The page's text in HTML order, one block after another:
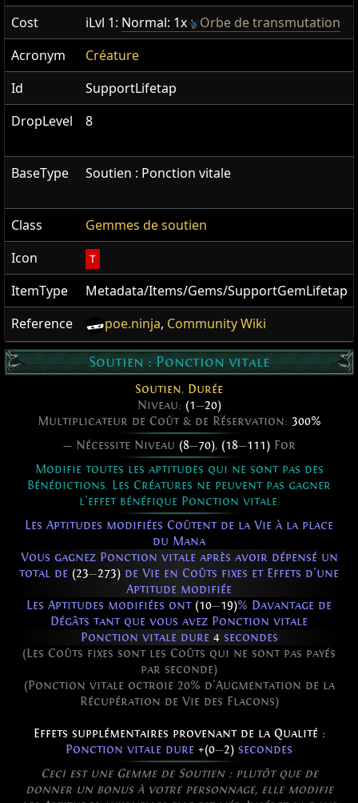
Cost
iLvl 1: Normal: 1x
Orbe de transmutation
Acronym
Créature
Id
SupportLifetap
DropLevel
8
BaseType Soutien : Ponction vitale
Class
Gemmes de soutien
Icon
T
ItemType
Metadata/Items/Gems/SupportGemLifetap
Reference
poe.ninja, Community Wiki
Soutien : Ponction vitale
Soutien, Durée
Niveau: (1—20)
Multiplicateur de Coût & de Réservation: 300%
— Nécessite Niveau (8—70), (18—111)For
Modifie toutes les aptitudes qui ne sont pas des
Bénédictions. Les Créatures ne peuvent pas gagner
l'effet bénéfique Ponction vitale.
Les Aptitudes modifiées Coûtent de la Vie à la place
du Mana
Vous gagnez Ponction vitale après avoir dépensé un
total de (23—273) de Vie en Coûts fixes et Effets d'une
Aptitude modifiée
Les Aptitudes modifiées ont (10—19)% Davantage de
Dégâts tant que vous avez Ponction vitale
Ponction vitale dure 4secondes
(Les Coûts fixes sont les Coûts qui ne sont pas payés
par seconde)
(Ponction vitale octroie 20% d'Augmentation de la
Récupération de Vie des Flacons)
Effets supplémentaires provenant de la Qualité :
Ponction vitale dure +(0—2) secondes
Ceci est une Gemme de Soutien : plutôt que de
donner un bonus à votre personnage, elle modifie